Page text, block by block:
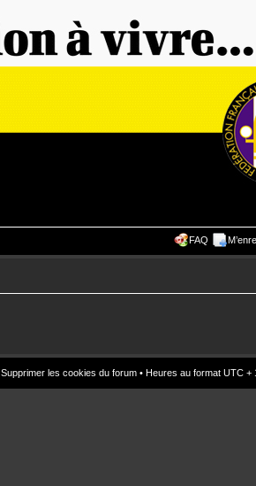
FAQ
Supprimer les cookies du forum • Heures au format UTC +